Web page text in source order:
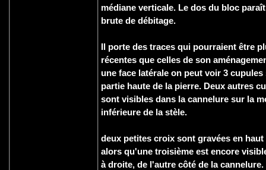
médiane verticale. Le dos du bloc
brute de débitage.
Il porte des traces qui pourraient être
récentes que celles de son
une face latérale on peut voir 3 cupules
partie haute de la pierre. Deux autres
sont visibles dans la cannelure sur la
inférieure de la stèle.
deux petites croix sont gravées en haut
alors qu'une troisième est encore
à droite, de l'autre côté de la cannelure.